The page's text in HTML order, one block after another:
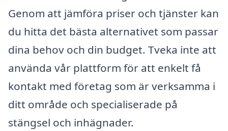
Genom att jämföra priser och tjänster kan
du hitta det bästa alternativet som passar
dina behov och din budget. Tveka inte att
använda vår plattform för att enkelt få
kontakt med företag som är verksamma i
ditt område och specialiserade på
stängsel och inhägnader.